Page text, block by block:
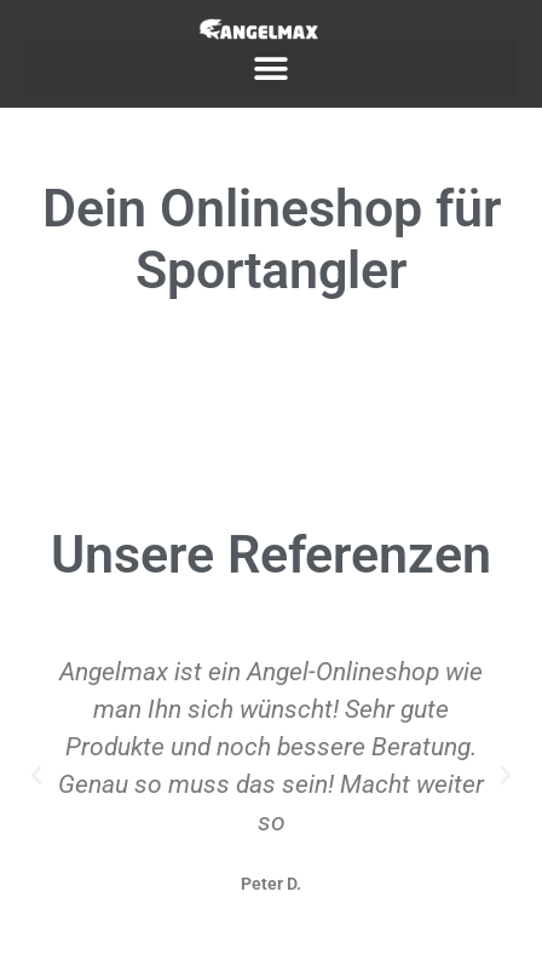
Dein Onlineshop für
Sportangler
Unsere Referenzen
Angelmax ist ein Angel-Onlineshop wie
man Ihn sich wünscht! Sehr gute
Produkte und noch bessere Beratung.
Genau so muss das sein! Macht weiter
so
Peter D.